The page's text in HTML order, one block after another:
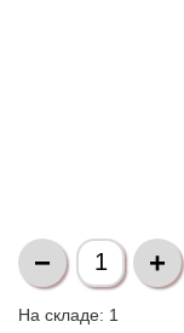
На складе: 1